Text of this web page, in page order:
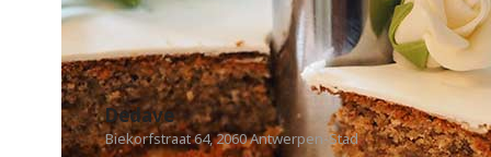
Dedave
Biekorfstraat 64, 2060 Antwerpen-Stad